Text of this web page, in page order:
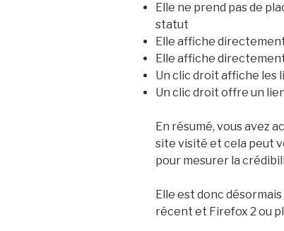
Elle ne prend pas de
statut
Elle affiche
Elle affiche
Un clic droit affiche les
Un clic droit offre un
En résumé, vous avez
site visité et cela peut
pour mesurer la
Elle est donc
récent et Firefox 2 ou